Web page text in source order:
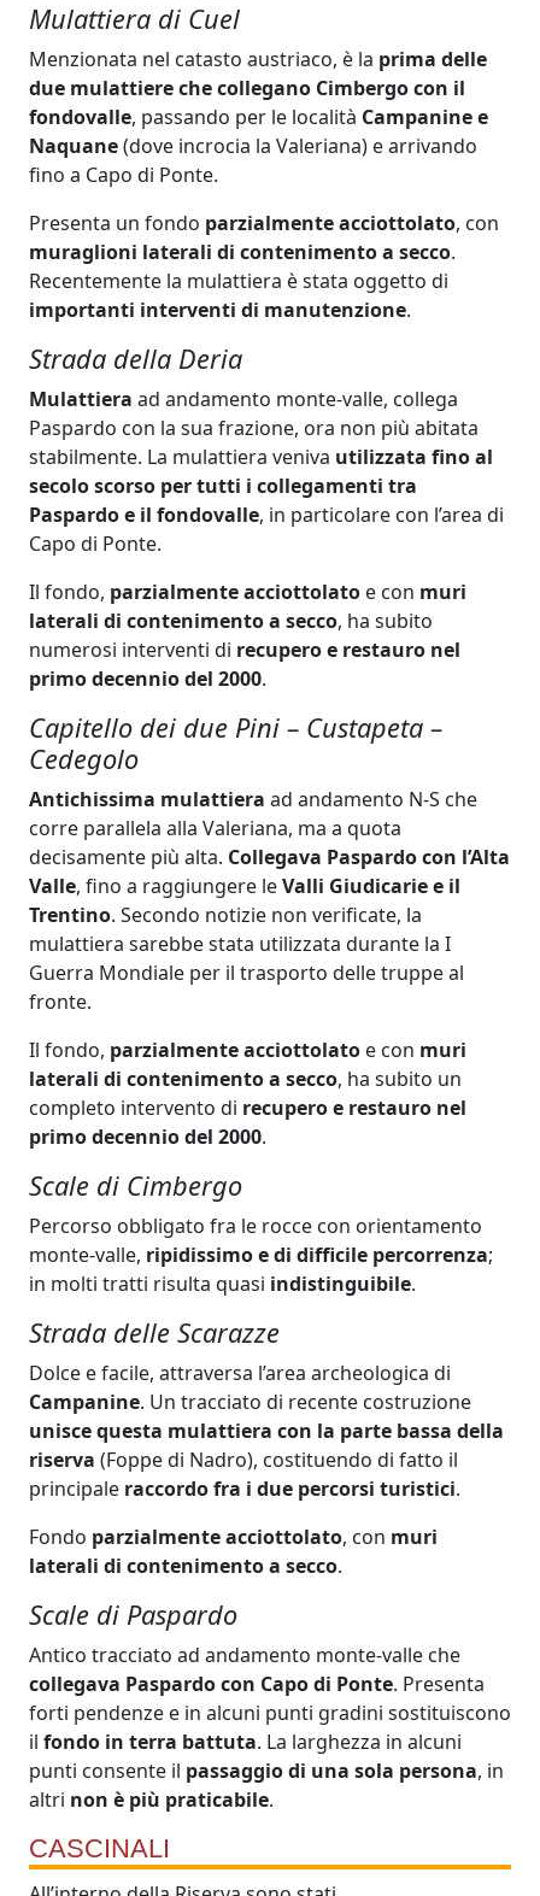
Mulattiera di Cuel
Menzionata nel catasto austriaco, è la prima delle
due mulattiere che collegano Cimbergo con il
fondovalle, passando per le località Campanine e
Naquane(dove incrocia la Valeriana) e arrivando
fino a Capo di Ponte.
Presenta un fondo parzialmente acciottolato, con
muraglioni laterali di contenimento a secco.
Recentemente la mulattiera è stata oggetto di
importanti interventi di manutenzione.
Strada della Deria
Mulattiera ad andamento monte-valle, collega
Paspardo con la sua frazione, ora non più abitata
stabilmente. La mulattiera veniva utilizzata fino al
secolo scorso per tutti i collegamenti tra
Paspardo e il fondovalle, in particolare con l’area di
Capo di Ponte.
Il fondo, parzialmente acciottolato e con muri
laterali di contenimento a secco, ha subito
numerosi interventi di recupero e restauro nel
primo decennio del 2000.
Capitello dei due Pini – Custapeta –
Cedegolo
Antichissima mulattiera ad andamento N-S che
corre parallela alla Valeriana, ma a quota
decisamente più alta. Collegava Paspardo con l’Alta
Valle, fino a raggiungere leValli Giudicarie e il
Trentino. Secondo notizie non verificate, la
mulattiera sarebbe stata utilizzata durante la I
Guerra Mondiale per il trasporto delle truppe al
fronte.
Il fondo, parzialmente acciottolato e con muri
laterali di contenimento a secco, ha subito un
completo intervento di recupero e restauro nel
primo decennio del 2000.
Scale di Cimbergo
Percorso obbligato fra le rocce con orientamento
monte-valle, ripidissimo e di difficile percorrenza;
in molti tratti risulta quasi indistinguibile.
Strada delle Scarazze
Dolce e facile, attraversa l’area archeologica di
Campanine. Un tracciato di recente costruzione
unisce questa mulattiera con la parte bassa della
riserva (Foppe di Nadro), costituendo di fatto il
principale raccordo fra i due percorsi turistici.
Fondo parzialmente acciottolato, con muri
laterali di contenimento a secco.
Scale di Paspardo
Antico tracciato ad andamento monte-valle che
collegava Paspardo con Capo di Ponte. Presenta
forti pendenze e in alcuni punti gradini sostituiscono
il fondo in terra battuta. La larghezza in alcuni
punti consente il passaggio di una sola persona, in
altri non è più praticabile.
CASCINALI